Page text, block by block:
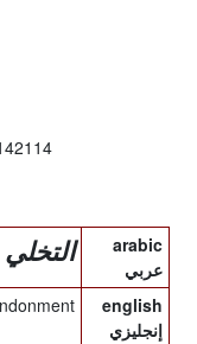
arabic
عربي
english
إنجليزي